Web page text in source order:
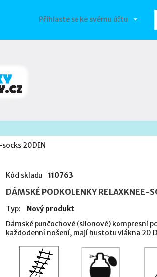
Přihlaste se ke svému účtu
20DEN
Kód skladu 110763
DÁMSKÉ PODKOLENKY RELAXKNEE-
Typ:
Nový produkt
Dámské punčochové (silonové) kompresní
každodenní nošení, mají hustotu vlákna 20